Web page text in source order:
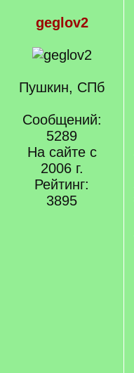
geglov2
Пушкин, СПб
Сообщений:
5289
На сайте с
2006 г.
Рейтинг:
3895